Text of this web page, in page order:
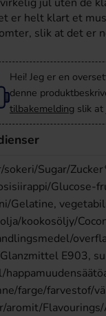
er helt klart et
slik at det er
Hei! Jeg er en
denne
tilbakemelding slik at
sokeri/Sugar/
Glucose-
Gelatine,
kookosöljy/
E903,
farge/farvestof/
aromit/